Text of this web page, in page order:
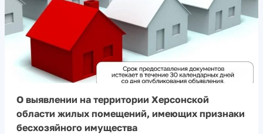
О выявлении на территории Херсонской
области жилых помещений, имеющих признаки
бесхозяйного имущества